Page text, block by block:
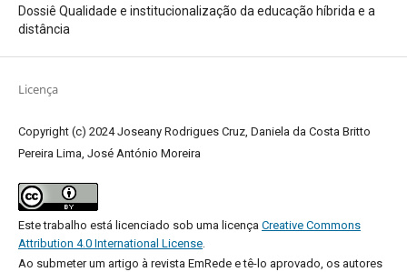
Dossiê Qualidade e institucionalização da educação híbrida e a
distância
Licença
Copyright (c) 2024 Joseany Rodrigues Cruz, Daniela da Costa Britto
Pereira Lima, José António Moreira
Este trabalho está licenciado sob uma licença Creative Commons
Attribution 4.0 International License.
Ao submeter um artigo à revista EmRede e tê-lo aprovado, os autores